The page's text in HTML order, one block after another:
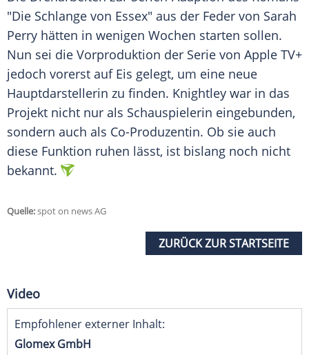
"Die Schlange von Essex" aus der Feder von Sarah
Perry hätten in wenigen Wochen starten sollen.
Nun sei die Vorproduktion der Serie von Apple TV+
jedoch vorerst auf Eis gelegt, um eine neue
Hauptdarstellerin zu finden. Knightley war in das
Projekt nicht nur als Schauspielerin eingebunden,
sondern auch als Co-Produzentin. Ob sie auch
diese Funktion ruhen lässt, ist bislang noch nicht
bekannt.
Quelle:spot on news AG
ZURÜCK ZUR STARTSEITE
Video
Empfohlener externer Inhalt:
Glomex GmbH